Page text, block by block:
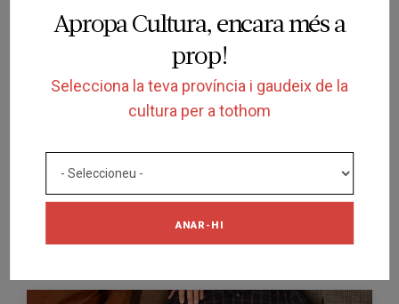
Apropa Cultura, encara més a
prop!
Selecciona la teva província i gaudeix de la
cultura per a tothom
ANAR-HI
FINALITZADA
Una noche sin luna
TEATRE AUDITORI DE GRANOLLERS
13/01/2022